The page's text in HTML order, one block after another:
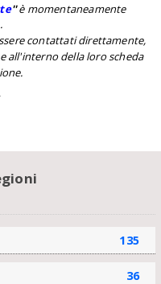
''è momentaneamente
contattati direttamente,
all'interno della loro scheda
135
36